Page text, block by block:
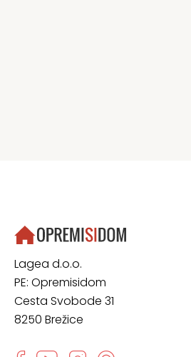
Lagea d.o.o.
PE: Opremisidom
Cesta Svobode 31
8250 Brežice